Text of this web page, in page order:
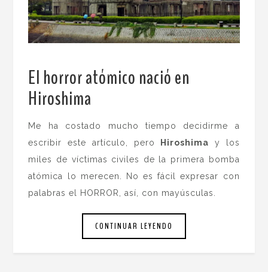
El horror atómico nació en
Hiroshima
Me ha costado mucho tiempo decidirme a
escribir este artículo, pero
Hiroshima y los
miles de víctimas civiles de la primera bomba
atómica lo merecen. No es fácil expresar con
palabras el HORROR, así, con mayúsculas.
CONTINUAR LEYENDO